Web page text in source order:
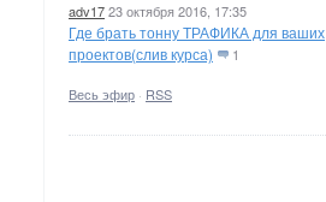
adv1723 октября 2016, 17:35
Где брать тонну ТРАФИКА для ваших
проектов(слив курса)
1
Весь эфир · RSS